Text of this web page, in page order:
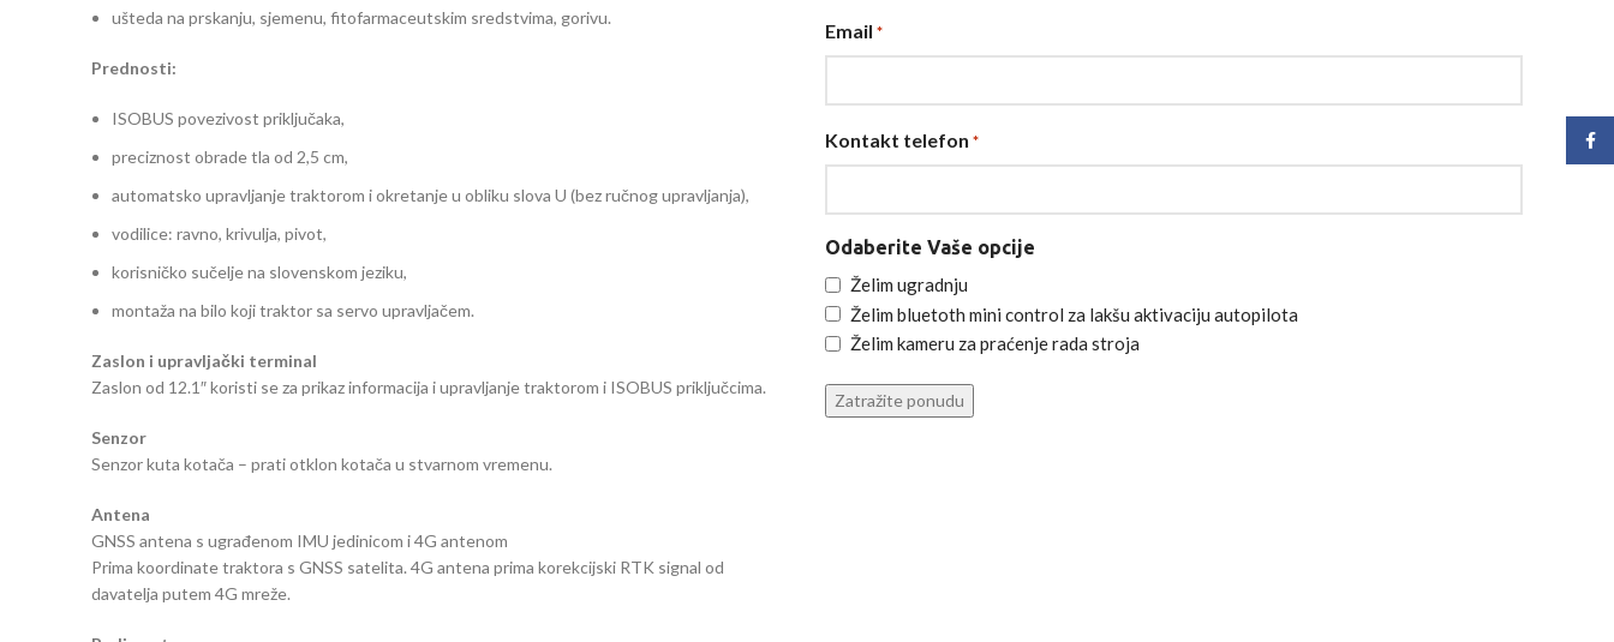
ušteda na prskanju, sjemenu, fitofarmaceutskim sredstvima, gorivu.
Prednosti:
ISOBUS povezivost priključaka,
preciznost obrade tla od 2,5 cm,
automatsko upravljanje traktorom i okretanje u obliku slova U (bez ručnog upravljanja),
vodilice: ravno, krivulja, pivot,
korisničko sučelje na slovenskom jeziku,
montaža na bilo koji traktor sa servo upravljačem.
Zaslon i upravljački terminal
Zaslon od 12.1″ koristi se za prikaz informacija i upravljanje traktorom i ISOBUS priključcima.
Senzor
Senzor kuta kotača – prati otklon kotača u stvarnom vremenu.
Antena
GNSS antena s ugrađenom IMU jedinicom i 4G antenom
Prima koordinate traktora s GNSS satelita. 4G antena prima korekcijski RTK signal od
davatelja putem 4G mreže.
Email *
Kontakt telefon *
Odaberite Vaše opcije
Želim ugradnju
Želim bluetoth mini control za lakšu aktivaciju autopilota
Želim kameru za praćenje rada stroja